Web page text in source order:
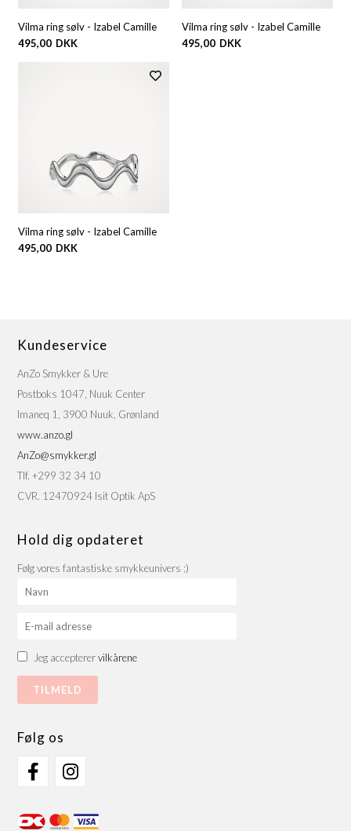
Vilma ring sølv - Izabel Camille
495,00 DKK
Vilma ring sølv - Izabel Camille
495,00 DKK
Vilma ring sølv - Izabel Camille
495,00 DKK
Kundeservice
AnZo Smykker & Ure
Postboks 1047, Nuuk Center
Imaneq 1, 3900 Nuuk, Grønland
www.anzo.gl
AnZo@smykker.gl
Tlf. +299 32 34 10
CVR. 12470924 Isit Optik ApS
Hold dig opdateret
Følg vores fantastiske smykkeunivers :)
Jeg accepterervilkårene
Følg os